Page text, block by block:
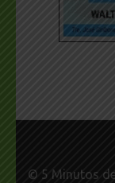
© 5 Minutos